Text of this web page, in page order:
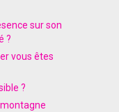
sur son
?
vous êtes
?
montagne